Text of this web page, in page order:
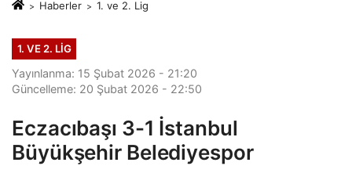
Haberler 1. ve 2. Lig
1. VE 2. LIG
Yayınlanma: 15 Şubat 2026 - 21:20
Güncelleme: 20 Şubat 2026 - 22:50
Eczacıbaşı 3-1 İstanbul
Büyükşehir Belediyespor